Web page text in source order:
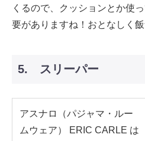
くるので、クッションとか使
要がありますね！おとなしく飯
5. スリーパー
アスナロ（パジャマ・ルー
ムウェア） ERIC CARLE は